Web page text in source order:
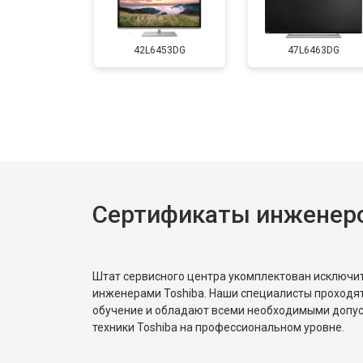
Замена матрицы
42L6453DG 47L6463DG
Сертификаты
Штат сервисного центра укомплектован
инженерами Toshiba. Наши специалисты
обучение и обладают всеми необходимыми
техники Toshiba на профессиональном уровне.